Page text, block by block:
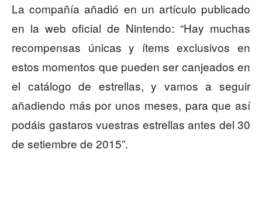
La compañía añadió en un artículo publicado
en la web oficial de Nintendo: “Hay muchas
recompensas únicas y ítems exclusivos en
estos momentos que pueden ser canjeados en
el catálogo de estrellas, y vamos a seguir
añadiendo más por unos meses, para que así
podáis gastaros vuestras estrellas antes del 30
de setiembre de 2015”.